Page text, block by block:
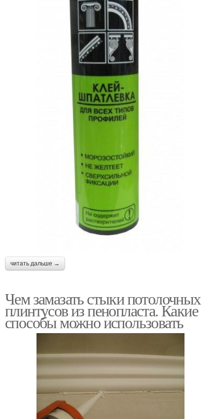
читать дальше →
Чем замазать стыки потолочных
плинтусов из пенопласта. Какие
способы можно использовать